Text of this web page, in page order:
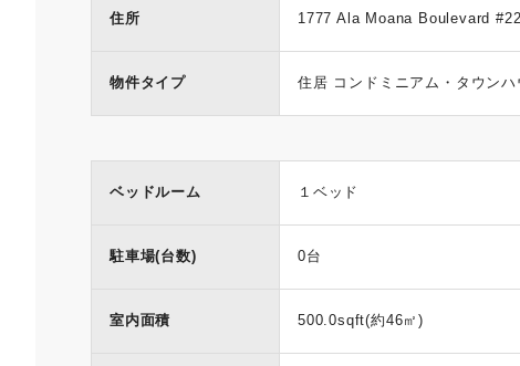
住所 1777 Ala Moana Boulevard
物件タイプ 住居 コンドミニアム・タウンハ
ベッドルーム １ベッド
駐車場(台数) 0台
室内面積 500.0sqft(約46㎡)